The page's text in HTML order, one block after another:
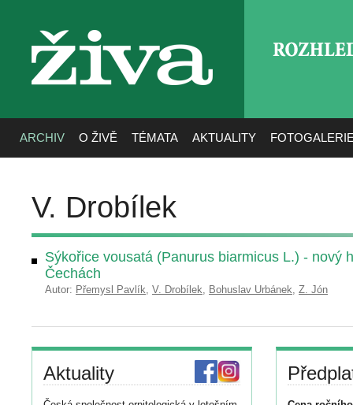
živa
ARCHIV O ŽIVĚ TÉMATA AKTUALITY
V. Drobílek
Sýkořice vousatá (Panurus biarmicus L.) - nový
Čechách
Autor: Přemysl Pavlík, V. Drobílek, Bohuslav Urbánek, Z. Jón
Aktuality